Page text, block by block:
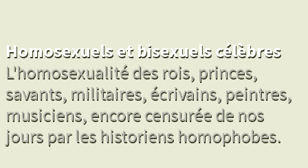
Homosexuels et bisexuels célèbres
L'homosexualité des rois, princes,
savants, militaires, écrivains, peintres,
musiciens, encore censurée de nos
jours par les historiens homophobes.